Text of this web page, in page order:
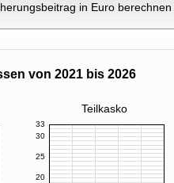
in Euro berechnen
von 2021 bis 2026
Teilkasko
20
25
30
33